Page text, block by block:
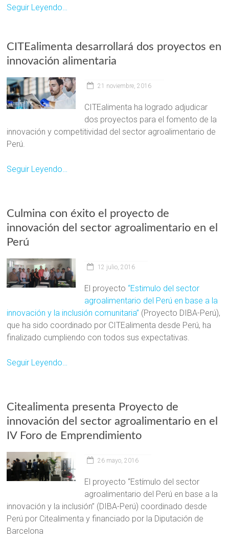
Seguir Leyendo…
CITEalimenta desarrollará dos proyectos en
innovación alimentaria
21 noviembre, 2016
CITEalimenta ha logrado adjudicar
dos proyectos para el fomento de la
innovación y competitividad del sector agroalimentario de
Perú.
Seguir Leyendo…
Culmina con éxito el proyecto de
innovación del sector agroalimentario en el
Perú
12 julio, 2016
El proyecto “Estimulo del sector
agroalimentario del Perú en base a la
innovación y la inclusión comunitaria” (Proyecto DIBA-Perú),
que ha sido coordinado por CITEalimenta desde Perú, ha
finalizado cumpliendo con todos sus expectativas.
Seguir Leyendo…
Citealimenta presenta Proyecto de
innovación del sector agroalimentario en el
IV Foro de Emprendimiento
26 mayo, 2016
El proyecto “Estímulo del sector
agroalimentario del Perú en base a la
innovación y la inclusión” (DIBA-Perú) coordinado desde
Perú por Citealimenta y financiado por la Diputación de
Barcelona